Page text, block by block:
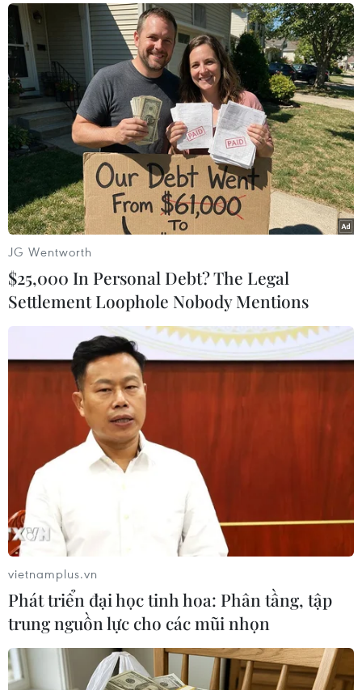
đồng.
Hiện cổ phiếu Công ty cổ phần Hoàng Anh Gia
Lai trên thị trường được giao dịch ở mức 34.900
đồng/cổ phiếu./.
(TTXVN/Vietnam+)
#hoàng anh gia lai
#Thủy điện Hoàng Anh Sài Gòn
#cổ phiếu
#đăng ký doanh nghiệp
Theo dõi VietnamPlus
TIN LIÊN QUAN
JG Wentworth
$25,000 In Personal Debt? The Legal
Settlement Loophole Nobody Mentions
vietnamplus.vn
Phát triển đại học tinh hoa: Phân tầng, tập
trung nguồn lực cho các mũi nhọn